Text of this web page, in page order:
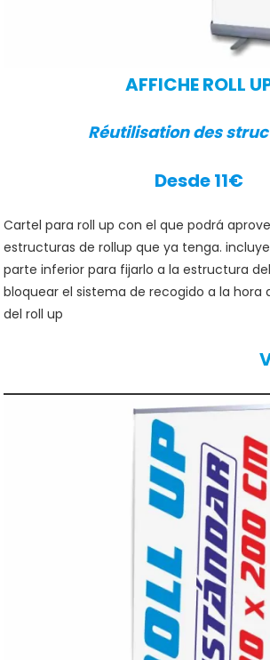
AFFICHE ROLL
Réutilisation des
Desde 11€
Cartel para roll up con el que podrá
estructuras de rollup que ya tenga.
parte inferior para fijarlo a la estructura
bloquear el sistema de recogido a la hora
del roll up